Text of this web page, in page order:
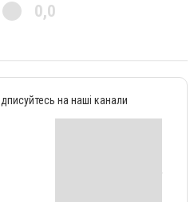
0,0
на наші канали